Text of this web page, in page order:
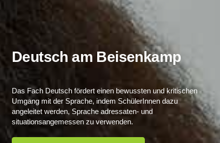
Deutsch am Beisenkamp
Das Fach Deutsch fördert einen bewussten und kritischen
Umgang mit der Sprache, indem SchülerInnen dazu
angeleitet werden, Sprache adressaten- und
situationsangemessen zu verwenden.